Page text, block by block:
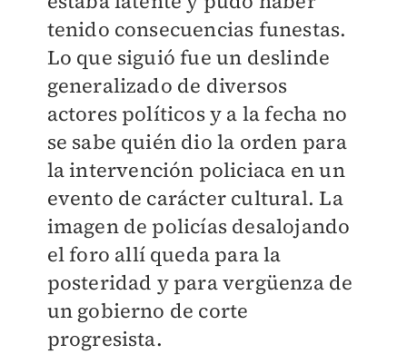
tenido consecuencias funestas.
Lo que siguió fue un deslinde
generalizado de diversos
actores políticos y a la fecha no
se sabe quién dio la orden para
la intervención policiaca en un
evento de carácter cultural. La
imagen de policías desalojando
el foro allí queda para la
posteridad y para vergüenza de
un gobierno de corte
progresista.